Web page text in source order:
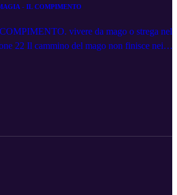
CORSO SEMISERIO DI MAGIA - IL COMPIMENTO
vivere da mago o strega
22 Il cammino del mago non finisce nei
ogni giorno.Ogni gesto, ogni parola, ogni
un atto sacro se compiuto con
lezione impariamo a portare la magia
vivere come ponti tra visibile e invisibile. 🎧
diventa tu stesso il luogo in cui accade ▶️
www.youtube.com/playlist?